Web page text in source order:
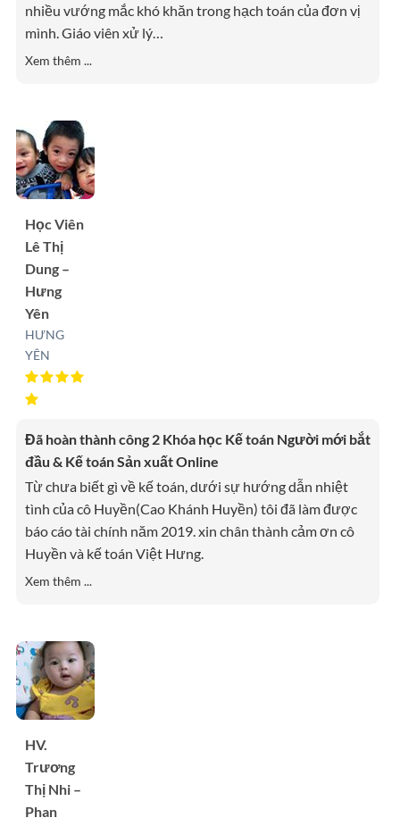
nhiều vướng mắc khó khăn trong hạch toán của đơn vị
mình. Giáo viên xử lý
Xem thêm ...
Học Viên
Lê Thị
Dung –
Hưng
Yên
HƯNG
YÊN
Đã hoàn thành công 2 Khóa học Kế toán Người mới bắt
đầu & Kế toán Sản xuất Online
Từ chưa biết gì về kế toán, dưới sự hướng dẫn nhiệt
tình của cô Huyền(Cao Khánh Huyền) tôi đã làm được
báo cáo tài chính năm 2019. xin chân thành cảm ơn cô
Huyền và kế toán Việt Hưng.
Xem thêm ...
HV.
Trương
Thị Nhi –
Phan